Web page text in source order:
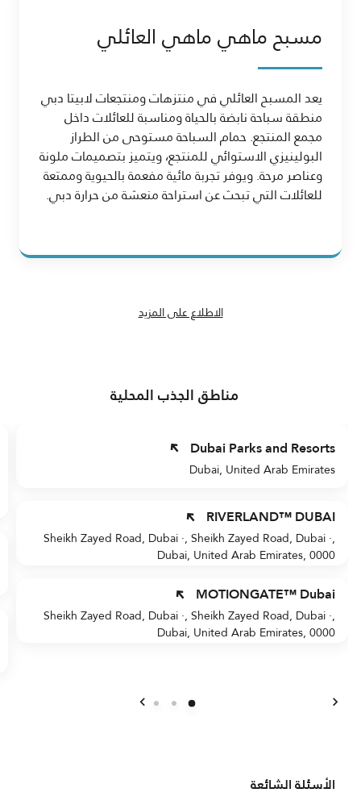
مسبح ماهي ماهي العائلي
يعد المسبح العائلي في منتزهات ومنتجعات لابيتا دبي
منطقة سباحة نابضة بالحياة ومناسبة للعائلات داخل
مجمع المنتجع. حمام السباحة مستوحى من الطراز
البولينيزي الاستوائي للمنتجع، ويتميز بتصميمات ملونة
وعناصر مرحة. ويوفر تجربة مائية مفعمة بالحيوية وممتعة
للعائلات التي تبحث عن استراحة منعشة من حرارة دبي.
الاطلاع على المزيد
مناطق الجذب المحلية
Dubai Parks and Resorts
Dubai, United Arab Emirates
RIVERLAND™ DUBAI
Sheikh Zayed Road, Dubai ·, Sheikh Zayed Road, Dubai ·,
Dubai, United Arab Emirates, 0000
MOTIONGATE™ Dubai
Sheikh Zayed Road, Dubai ·, Sheikh Zayed Road, Dubai ·,
Dubai, United Arab Emirates, 0000
الأسئلة الشائعة